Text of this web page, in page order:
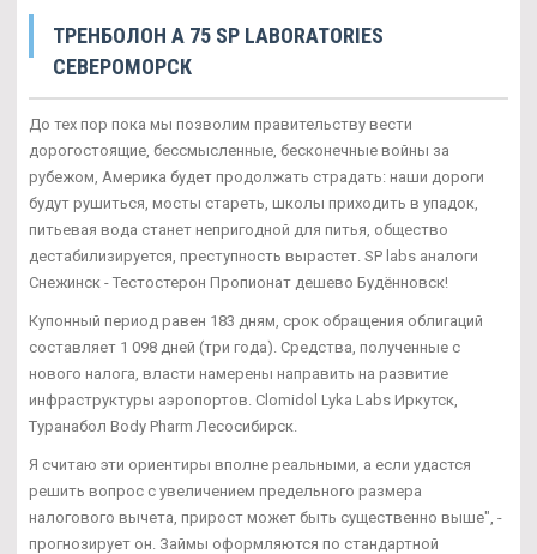
ТРЕНБОЛОН A 75 SP LABORATORIES
СЕВЕРОМОРСК
До тех пор пока мы позволим правительству вести
дорогостоящие, бессмысленные, бесконечные войны за
рубежом, Америка будет продолжать страдать: наши дороги
будут рушиться, мосты стареть, школы приходить в упадок,
питьевая вода станет непригодной для питья, общество
дестабилизируется, преступность вырастет. SP labs аналоги
Снежинск - Тестостерон Пропионат дешево Будённовск!
Купонный период равен 183 дням, срок обращения облигаций
составляет 1 098 дней (три года). Средства, полученные с
нового налога, власти намерены направить на развитие
инфраструктуры аэропортов. Clomidol Lyka Labs Иркутск,
Туранабол Body Pharm Лесосибирск.
Я считаю эти ориентиры вполне реальными, а если удастся
решить вопрос с увеличением предельного размера
налогового вычета, прирост может быть существенно выше", -
прогнозирует он. Займы оформляются по стандартной